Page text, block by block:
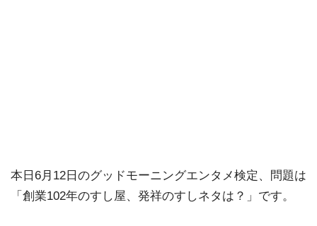
本日6月12日のグッドモーニングエンタメ検定、問題は
「創業102年のすし屋、発祥のすしネタは？」です。